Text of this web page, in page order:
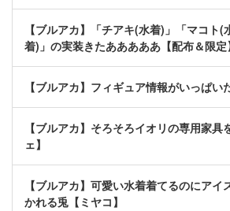
【ブルアカ】「チアキ(水着)」「マコト
着)」の実装きたあああああ【配布＆限定
【ブルアカ】フィギュア情報がいっぱい
【ブルアカ】そろそろイオリの専用家
ェ】
【ブルアカ】可愛い水着着てるのにアイ
かれる兎【ミヤコ】